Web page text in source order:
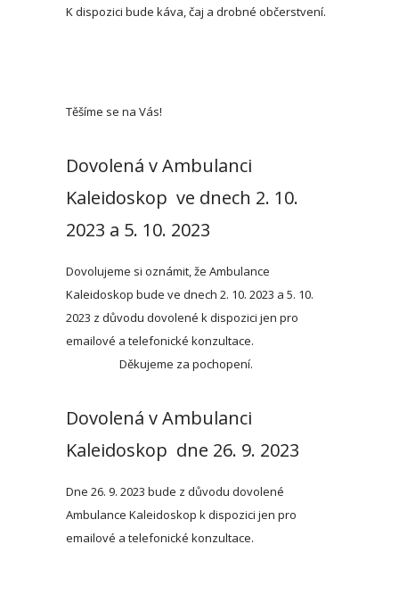
K dispozici bude káva, čaj a drobné občerstvení.
Těšíme se na Vás!
Dovolená v Ambulanci
Kaleidoskop ve dnech 2. 10.
2023 a 5. 10. 2023
Dovolujeme si oznámit, že Ambulance
Kaleidoskop bude ve dnech 2. 10. 2023 a 5. 10.
2023 z důvodu dovolené k dispozici jen pro
emailové a telefonické konzultace.
Děkujeme za pochopení.
Dovolená v Ambulanci
Kaleidoskop dne 26. 9. 2023
Dne 26. 9. 2023 bude z důvodu dovolené
Ambulance Kaleidoskop k dispozici jen pro
emailové a telefonické konzultace.